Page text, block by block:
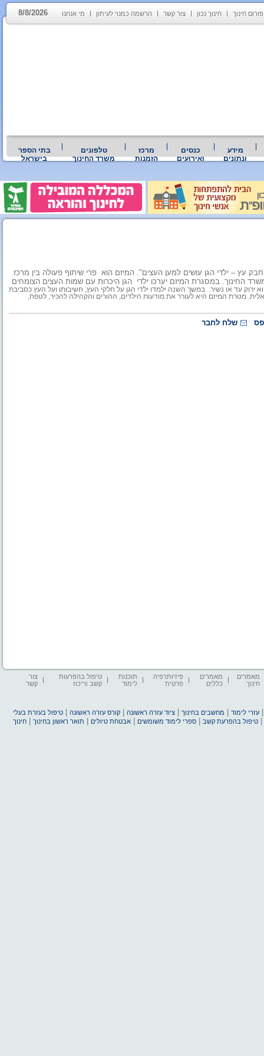
פורום חינוך חינוך נכון צור קשר הרשמה כמנוי לעיתון מי אנחנו 8/8/2026
מידע
ונתונים
כנסים
ואירועים
מרכז
הזמנות
טלפונים
משרד החינוך
בתי הספר
בישראל
עץ – ילדי הגן עושים למען העצים". המיזם הוא פרי שיתוף פעולה בין מרכז
החינוך. במסגרת המיזם יערכו ילדי הגן היכרות עם שמות העצים הצומחים
ירוק עד או נשיר. במשך השנה ילמדו ילדי הגן על חלקי העץ, חשיבותו ועל העץ כסביבת
מטרת המיזם היא לעורר את מודעות הילדים, ההורים והקהילה להכיר, לטפח,
שלח לחבר
מאמרים
חינוך
מאמרים
כללים
פיזיותרפיה
פרטית
תוכנות
לימוד
טיפול בהפרעות
קשב וריכוז
צור
קשר
עזרי לימוד מחשבים בחינוך |ציוד עזרה ראשונה |קורס עזרה ראשונה |טיפול בעזרת בעלי
|טיפול בהפרעת קשב |ספרי לימוד משומשים |אבטחת טיולים תואר ראשון בחינוך |חינוך